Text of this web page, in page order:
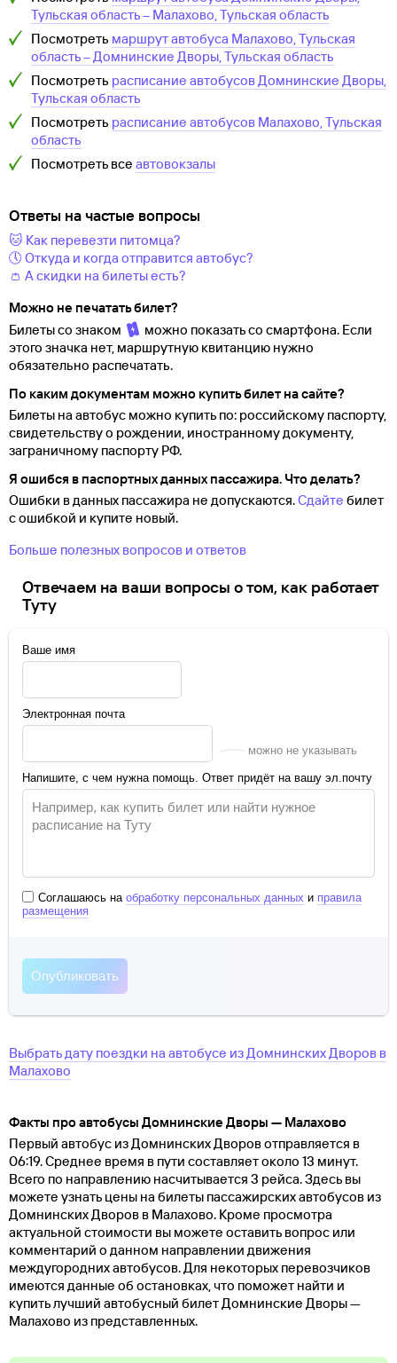
Тульская область– Малахово, Тульская область
Посмотреть маршрут автобуса Малахово, Тульская
область–Домнинские Дворы, Тульская область
Посмотреть расписание автобусовДомнинские Дворы,
Тульская область
Посмотреть расписание автобусов Малахово, Тульская
область
Посмотреть все автовокзалы
Ответы на частые вопросы
🐱 Как перевезти питомца?
🕔 Откуда и когда отправится автобус?
👛 А скидки на билеты есть?
Можно не печатать билет?
Билеты со знаком
можно показать со смартфона. Если
этого значка нет, маршрутную квитанцию нужно
обязательно распечатать.
По каким документам можно купить билет на сайте?
Билеты на автобус можно купить по: российскому паспорту,
свидетельству о рождении, иностранному документу,
заграничному паспорту РФ.
Я ошибся в паспортных данных пассажира. Что делать?
Ошибки в данных пассажира не допускаются.Сдайте билет
с ошибкой и купите новый.
Больше полезных вопросов и ответов
Отвечаем на ваши вопросы о том, как работает
Туту
Ваше имя
Электронная почта
можно не указывать
Напишите, с чем нужна помощь. Ответ придёт на вашу эл.почту
Соглашаюсь на обработку персональных данных и правила
размещения
Выбрать дату поездки на автобусе изДомнинских Дворов в
Малахово
Факты про автобусы Домнинские Дворы — Малахово
Первый автобус из Домнинских Дворов отправляется в
06:19. Среднее время в пути составляет около 13 минут.
Всего по направлению насчитывается 3 рейса. Здесь вы
можете узнать цены на билеты пассажирских автобусов из
Домнинских Дворов в Малахово. Кроме просмотра
актуальной стоимости вы можете оставить вопрос или
комментарий о данном направлении движения
междугородних автобусов. Для некоторых перевозчиков
имеются данные об остановках, что поможет найти и
купить лучший автобусный билет Домнинские Дворы —
Малахово из представленных.